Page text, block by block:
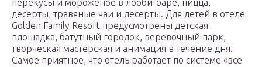
перекусы и мороженое в лобби-баре, пицца,
десерты, травяные чаи и десерты. Для детей в отеле
Golden Family Resort предусмотрены детская
площадка, батутный городок, веревочный парк,
творческая мастерская и анимация в течение дня.
Самое приятное, что отель работает по системе «все